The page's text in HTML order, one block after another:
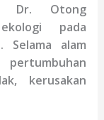
Dr. Otong
pada
Selama alam
kerusakan